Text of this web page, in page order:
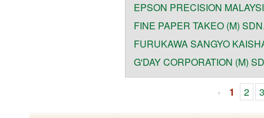
EPSON PRECISION
FINE PAPER TAKEO (M)
FURUKAWA SANGYO
G'DAY CORPORATION (M)
‹ 1 2 3